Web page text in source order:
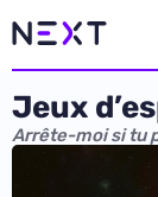
Jeux
Arrête-moi si tu